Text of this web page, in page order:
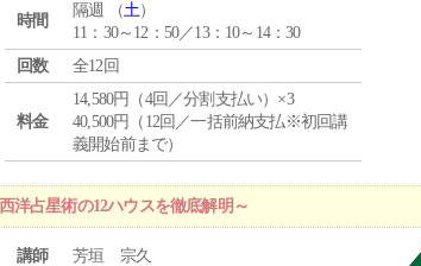
時間
隔週 （土）
11：30～12：50／13：10～14：30
回数
全12回
料金
14,580円（4回／分割支払い）×3
40,500円（12回／一括前納支払※初回講
義開始前まで）
洋占星術の12ハウスを徹底解明～
講師
芳垣 宗久